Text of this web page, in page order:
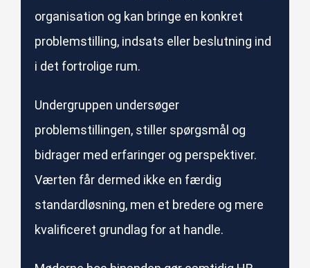
organisation og kan bringe en konkret
problemstilling, indsats eller beslutning ind
i det fortrolige rum.
Undergruppen undersøger
problemstillingen, stiller spørgsmål og
bidrager med erfaringer og perspektiver.
Værten får dermed ikke en færdig
standardløsning, men et bredere og mere
kvalificeret grundlag for at handle.